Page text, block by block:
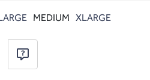
MEDIUM XLARGE
listesine eklee-posta ile gönder
Soru sor